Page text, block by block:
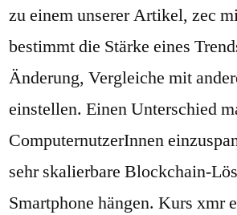
zu einem unserer Artikel, zec
bestimmt die Stärke eines
Änderung, Vergleiche mit
einstellen. Einen Unterschied
ComputernutzerInnen
sehr skalierbare Blockchain-
Smartphone hängen. Kurs